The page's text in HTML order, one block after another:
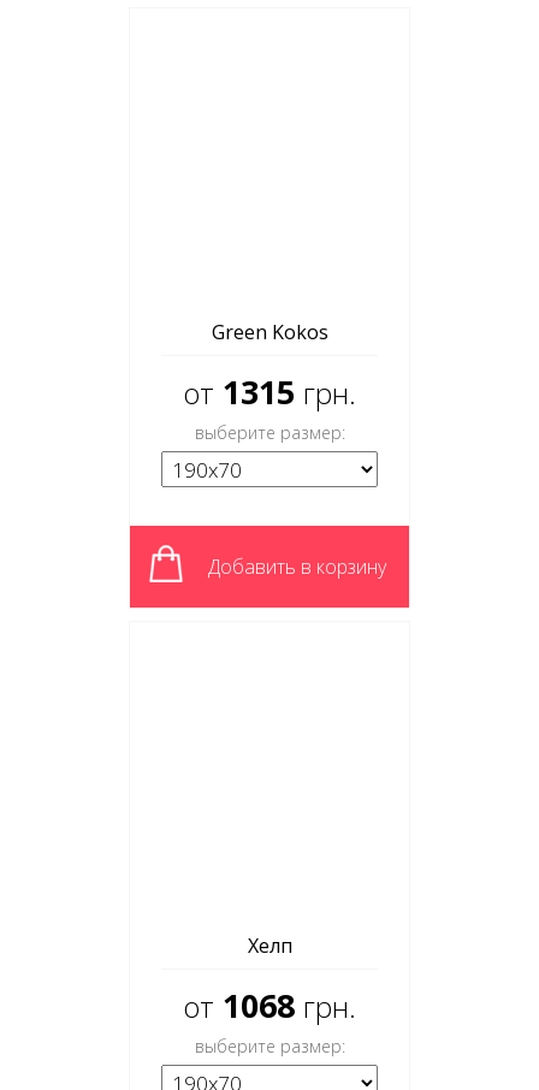
Green Kokos
от 1315 грн.
выберите размер:
Добавить в корзину
Хелп
от 1068 грн.
выберите размер: